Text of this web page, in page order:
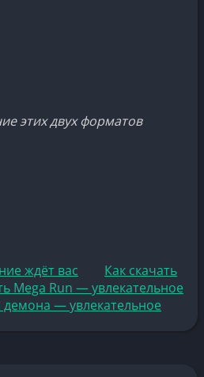
этих двух форматов
ждёт вас
Как скачать
Mega Run — увлекательное
— увлекательное